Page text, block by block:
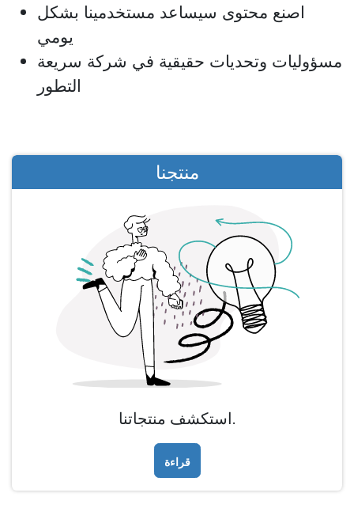
اصنع محتوى سيساعد مستخدمينا بشكل
يومي
مسؤوليات وتحديات حقيقية في شركة سريعة
التطور
منتجنا
استكشف منتجاتنا.
قراءة